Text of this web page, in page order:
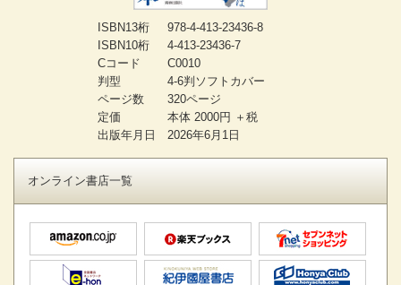
ISBN13桁
978-4-413-23436-8
ISBN10桁
4-413-23436-7
Cコード
C0010
判型
4-6判ソフトカバー
ページ数
320ページ
定価
本体 2000円 ＋税
出版年月日
2026年6月1日
オンライン書店一覧